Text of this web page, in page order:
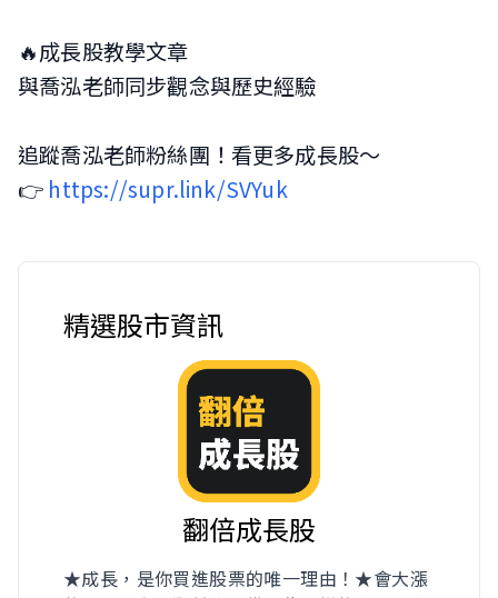
🔥成長股教學文章
與喬泓老師同步觀念與歷史經驗
追蹤喬泓老師粉絲團！看更多成長股～
👉 https://supr.link/SVYuk
精選股市資訊
翻倍成長股
★成長，是你買進股票的唯一理由！★會大漲